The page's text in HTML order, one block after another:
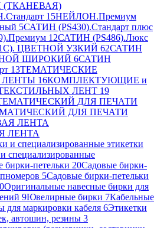
(ТКАНЕВАЯ)
15НЕЙЛОН.Премиум
5САТИН (PS430).Стандарт плюс
12САТИН (PS486).Люкс
ЦВЕТНОЙ УЗКИЙ 62САТИН
ШИРОКИЙ 6САТИН
13ТЕМАТИЧЕСКИЕ
ЛЕНТЫ 16КОМПЛЕКТУЮЩИЕ и
ЛЕНТ 19
ДЛЯ ПЕЧАТИ
ЛЕНТА
специализированные
бирки-петельки 20Садовые бирки-
5Садовые бирки-петельки
Оригинальные навесные бирки для
9Ювелирные бирки 7Кабельные
для маркировки кабеля 6Этикетки
автошин, резины 3